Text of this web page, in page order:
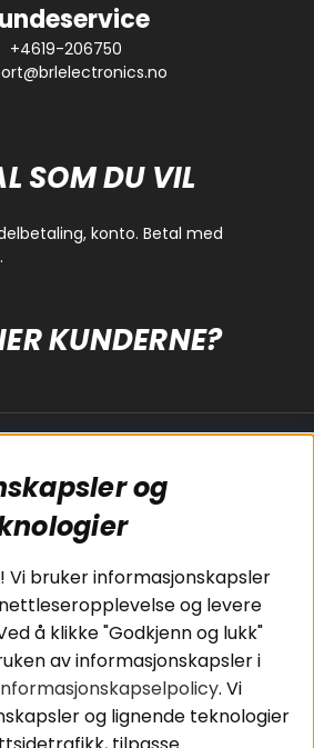
+4619-206750
SOM DU VIL
KUNDERNE?
Cookies
Kjøpsvilkår
Personvernpolicy
Service / Garanti /
Retur
og
Vi bruker informasjonskapsler
og levere
å klikke "Godkjenn og lukk"
av informasjonskapsler i
. Vi
og lignende teknologier